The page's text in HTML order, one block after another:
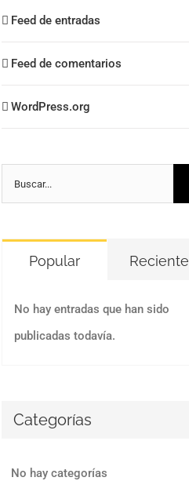
Feed de entradas
Feed de comentarios
WordPress.org
Popular Reciente
No hay entradas que han sido
publicadas todavía.
Categorías
No hay categorías